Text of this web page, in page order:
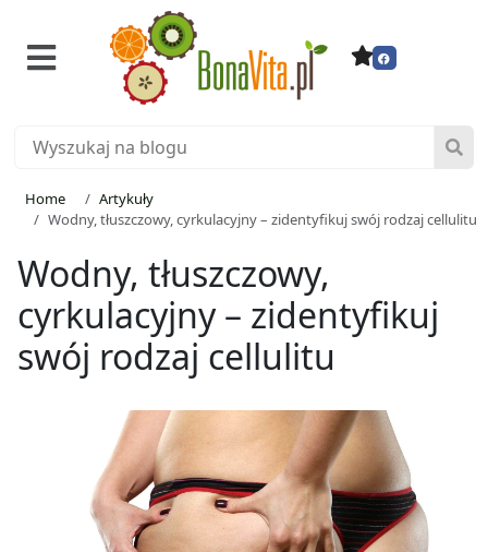
Home
Artykuły
Wodny, tłuszczowy, cyrkulacyjny – zidentyfikuj swój rodzaj cellulitu
Wodny, tłuszczowy,
cyrkulacyjny – zidentyfikuj
swój rodzaj cellulitu